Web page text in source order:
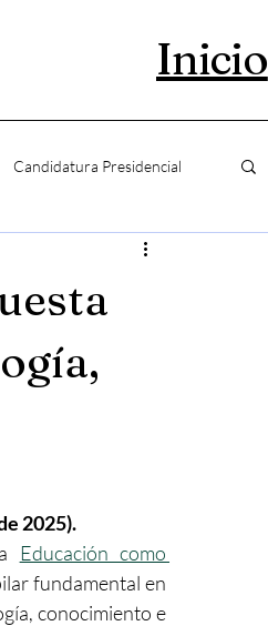
Inicio
Candidatura Presidencial
2025).
Educación como
fundamental en
conocimiento e